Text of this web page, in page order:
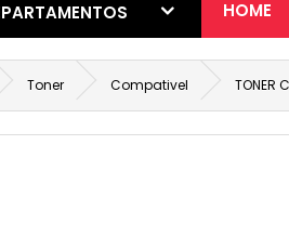
HOME
Toner Compativel TONER